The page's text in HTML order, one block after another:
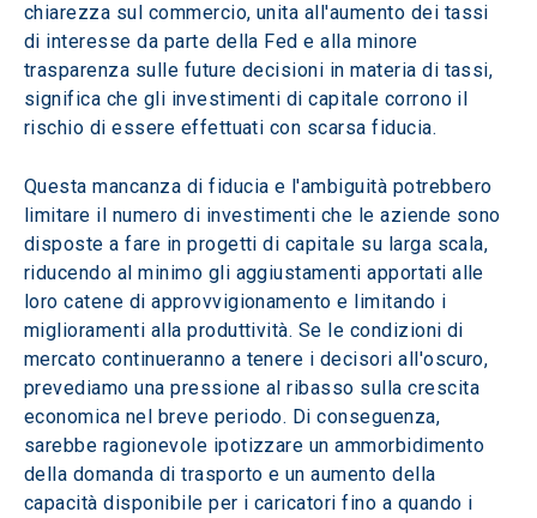
chiarezza sul commercio, unita all'aumento dei tassi
di interesse da parte della Fed e alla minore
trasparenza sulle future decisioni in materia di tassi,
significa che gli investimenti di capitale corrono il
rischio di essere effettuati con scarsa fiducia.
Questa mancanza di fiducia e l'ambiguità potrebbero
limitare il numero di investimenti che le aziende sono
disposte a fare in progetti di capitale su larga scala,
riducendo al minimo gli aggiustamenti apportati alle
loro catene di approvvigionamento e limitando i
miglioramenti alla produttività. Se le condizioni di
mercato continueranno a tenere i decisori all'oscuro,
prevediamo una pressione al ribasso sulla crescita
economica nel breve periodo. Di conseguenza,
sarebbe ragionevole ipotizzare un ammorbidimento
della domanda di trasporto e un aumento della
capacità disponibile per i caricatori fino a quando i